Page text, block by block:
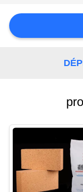
NOUS
PLAN
DU
SITE